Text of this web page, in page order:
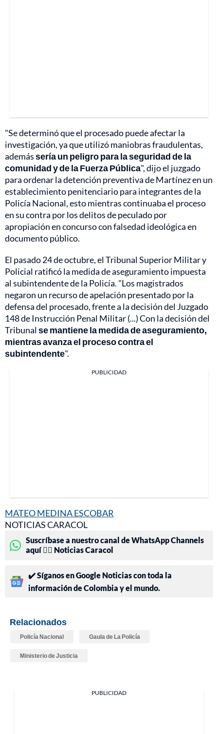
"Se determinó que el procesado puede afectar la
investigación, ya que utilizó maniobras fraudulentas,
ademássería un peligro para la seguridad de la
comunidad y de la Fuerza Pública", dijo el juzgado
para ordenar la detención preventiva de Martínez en un
establecimiento penitenciario para integrantes de la
Policía Nacional, esto mientras continuaba el proceso
en su contra por los delitos de peculado por
apropiación en concurso con falsedad ideológica en
documento público.
El pasado 24 de octubre, el Tribunal Superior Militar y
Policial ratificó la medida de aseguramiento impuesta
al subintendente de la Policía. "Los magistrados
negaron un recurso de apelación presentado por la
defensa del procesado, frente a la decisión del Juzgado
148 de Instrucción Penal Militar (...) Con la decisión del
Tribunalse mantiene la medida de aseguramiento,
mientras avanza el proceso contra el
subintendente".
PUBLICIDAD
MATEO MEDINA ESCOBAR
NOTICIAS CARACOL
Suscríbase a nuestro canal de WhatsApp Channels
aquí 👉🏻 Noticias Caracol
✔️ Síganos en Google Noticias con toda la
información de Colombia y el mundo.
Relacionados
Policía Nacional Gaula de La Policía
Ministerio de Justicia
PUBLICIDAD